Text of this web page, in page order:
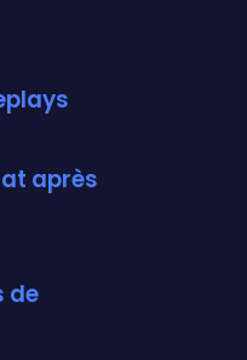
après
de